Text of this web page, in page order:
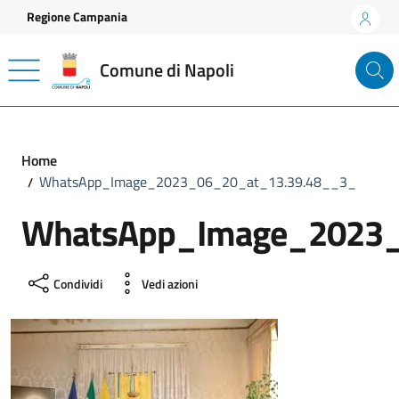
Vai ai contenuti
Vai al footer
Regione Campania
Comune di Napoli
Home
WhatsApp_Image_2023_06_20_at_13.39.48__3_
Condividi Vedi azioni